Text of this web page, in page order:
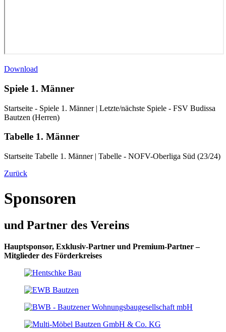
Download
Spiele 1. Männer
Startseite - Spiele 1. Männer | Letzte/nächste Spiele - FSV Budissa
Bautzen (Herren)
Tabelle 1. Männer
Startseite Tabelle 1. Männer | Tabelle - NOFV-Oberliga Süd (23/24)
Zurück
Sponsoren
und Partner des Vereins
Hauptsponsor, Exklusiv-Partner und Premium-Partner –
Mitglieder des Förderkreises